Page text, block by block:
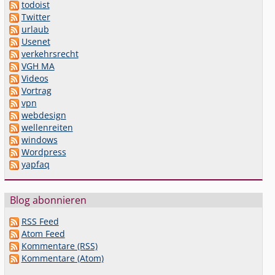
todoist
Twitter
urlaub
Usenet
verkehrsrecht
VGH MA
Videos
Vortrag
vpn
webdesign
wellenreiten
windows
Wordpress
yapfaq
Blog abonnieren
RSS Feed
Atom Feed
Kommentare (RSS)
Kommentare (Atom)